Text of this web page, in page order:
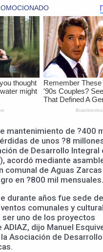
mantenimiento de ?400
de unos ?8
de Desarrollo Integral
acordó mediante
comunal de Aguas Zarcas
en ?800 mil mensuales.
durante años fue sede de
comunales y
ser uno de los proyectos
dijo Manuel
Asociación de